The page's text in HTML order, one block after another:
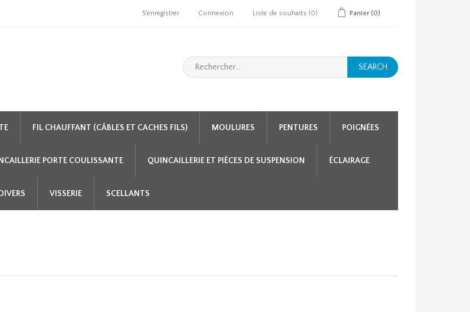
S'enregistrer Connexion Liste de souhaits (0) Panier (0)
SEARCH
FIL CHAUFFANT (CÂBLES ET CACHES FILS) MOULURES PENTURES POIGNÉES
PORTE COULISSANTE QUINCAILLERIE ET PIÈCES DE SUSPENSION ÉCLAIRAGE
DIVERS VISSERIE SCELLANTS